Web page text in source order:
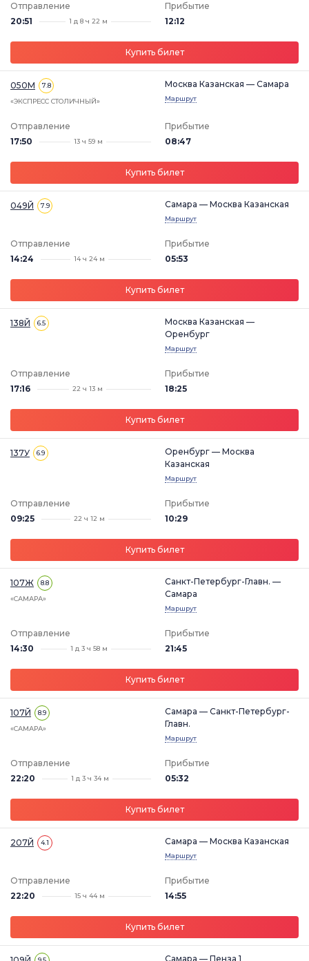
Отправление
20:51
1 д 8 ч 22 м
Прибытие
12:12
Купить билет
050М 7.8
«ЭКСПРЕСС СТОЛИЧНЫЙ»
Москва Казанская — Самара
Маршрут
Отправление
17:50
13 ч 59 м
Прибытие
08:47
Купить билет
049Й 7.9 Самара — Москва Казанская
Маршрут
Отправление
14:24
14 ч 24 м
Прибытие
05:53
Купить билет
138Й 6.5
Москва Казанская —
Оренбург
Маршрут
Отправление
17:16
22 ч 13 м
Прибытие
18:25
Купить билет
137У 6.9
Оренбург — Москва
Казанская
Маршрут
Отправление
09:25
22 ч 12 м
Прибытие
10:29
Купить билет
107Ж 8.8
«САМАРА»
Санкт-Петербург-Главн. —
Самара
Маршрут
Отправление
14:30
1 д 3 ч 58 м
Прибытие
21:45
Купить билет
107Й 8.9
«САМАРА»
Самара — Санкт-Петербург-
Главн.
Маршрут
Отправление
22:20
1 д 3 ч 34 м
Прибытие
05:32
Купить билет
207Й 4.1 Самара — Москва Казанская
Маршрут
Отправление
22:20
15 ч 44 м
Прибытие
14:55
Купить билет
Самара — Пенза 1